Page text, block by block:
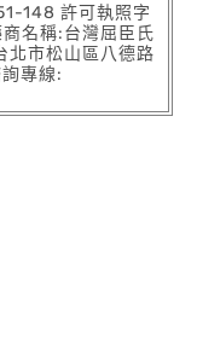
148 許可執照字
名稱:台灣屈臣氏
北市松山區八德路
專線: